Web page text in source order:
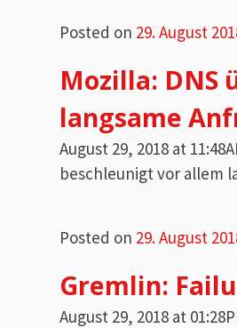
Posted on 29. August
Mozilla: DNS
langsame
August 29, 2018 at
beschleunigt vor allem
Posted on 29. August
Gremlin:
August 29, 2018 at